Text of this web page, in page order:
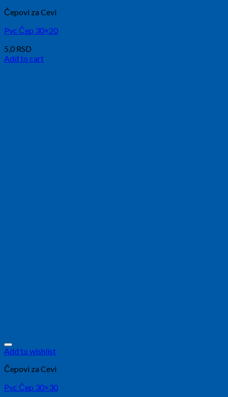
Čepovi za Cevi
Pvc Čep 30×20
5,0 RSD
Add to cart
Add to wishlist
Čepovi za Cevi
Pvc Čep 30×30